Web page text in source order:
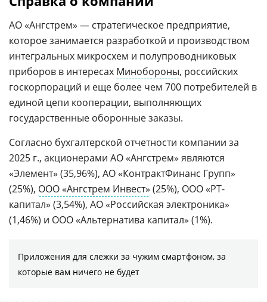
АО «Ангстрем» — стратегическое предприятие,
которое занимается разработкой и производством
интегральных микросхем и полупроводниковых
приборов в интересах Минобороны, российских
госкорпораций и еще более чем 700 потребителей в
единой цепи кооперации, выполняющих
государственные оборонные заказы.
Согласно бухгалтерской отчетности компании за
2025 г., акционерами АО «Ангстрем» являются
«Элемент» (35,96%), АО «КонтрактФинанс Групп»
(25%), ООО «Ангстрем Инвест» (25%), ООО «РТ-
капитал» (3,54%), АО «Российская электроника»
(1,46%) и ООО «Альтернатива капитал» (1%).
Приложения для слежки за чужим смартфоном, за
которые вам ничего не будет